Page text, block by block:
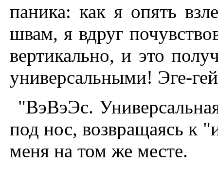
паника: как я опять
швам, я вдруг
вертикально, и это
универсальными! Эге-
"ВэВэЭс.
под нос, возвращаясь к
меня на том же месте.